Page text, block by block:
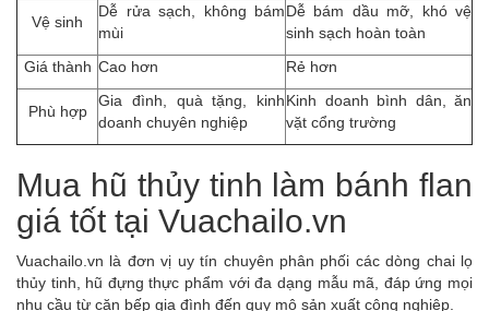
Vệ sinh
Dễ rửa sạch, không bám
mùi
Dễ bám dầu mỡ, khó vệ
sinh sạch hoàn toàn
Giá thành Cao hơn Rẻ hơn
Phù hợp
Gia đình, quà tặng, kinh
doanh chuyên nghiệp
Kinh doanh bình dân, ăn
vặt cổng trường
Mua hũ thủy tinh làm bánh flan
giá tốt tại Vuachailo.vn
Vuachailo.vn là đơn vị uy tín chuyên phân phối các dòng chai lọ
thủy tinh, hũ đựng thực phẩm với đa dạng mẫu mã, đáp ứng mọi
nhu cầu từ căn bếp gia đình đến quy mô sản xuất công nghiệp.